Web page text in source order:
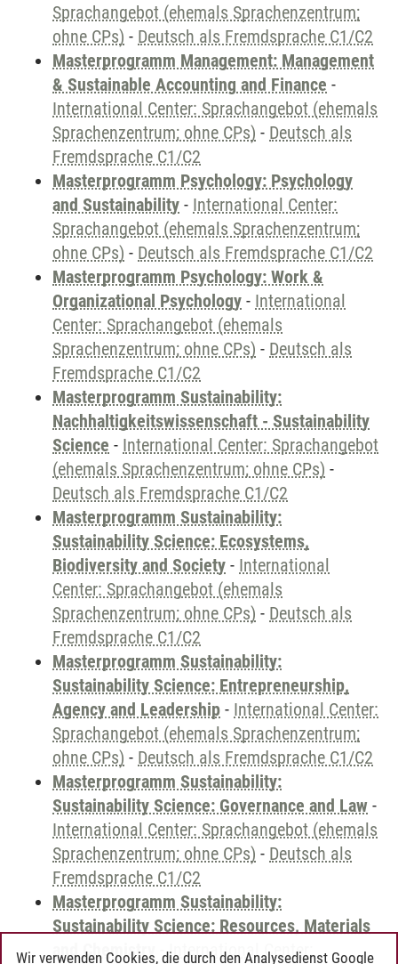
Sprachangebot (ehemals Sprachenzentrum;
ohne CPs) - Deutsch als Fremdsprache C1/C2
Masterprogramm Management: Management
& Sustainable Accounting and Finance -
International Center: Sprachangebot (ehemals
Sprachenzentrum; ohne CPs) - Deutsch als
Fremdsprache C1/C2
Masterprogramm Psychology: Psychology
and Sustainability - International Center:
Sprachangebot (ehemals Sprachenzentrum;
ohne CPs) - Deutsch als Fremdsprache C1/C2
Masterprogramm Psychology: Work &
Organizational Psychology - International
Center: Sprachangebot (ehemals
Sprachenzentrum; ohne CPs) - Deutsch als
Fremdsprache C1/C2
Masterprogramm Sustainability:
Nachhaltigkeitswissenschaft - Sustainability
Science - International Center: Sprachangebot
(ehemals Sprachenzentrum; ohne CPs) -
Deutsch als Fremdsprache C1/C2
Masterprogramm Sustainability:
Sustainability Science: Ecosystems,
Biodiversity and Society - International
Center: Sprachangebot (ehemals
Sprachenzentrum; ohne CPs) - Deutsch als
Fremdsprache C1/C2
Masterprogramm Sustainability:
Sustainability Science: Entrepreneurship,
Agency and Leadership - International Center:
Sprachangebot (ehemals Sprachenzentrum;
ohne CPs) - Deutsch als Fremdsprache C1/C2
Masterprogramm Sustainability:
Sustainability Science: Governance and Law -
International Center: Sprachangebot (ehemals
Sprachenzentrum; ohne CPs) - Deutsch als
Fremdsprache C1/C2
Masterprogramm Sustainability:
Sustainability Science: Resources, Materials
and Chemistry -International Center:
Wir verwenden Cookies, die durch den Analysedienst Google